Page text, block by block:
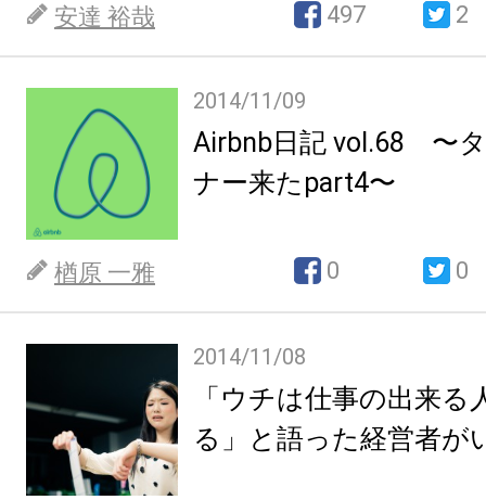
安達 裕哉 497 2
2014/11/09
Airbnb日記 vol.68 〜
ナー来たpart4〜
楢原 一雅 0 0
2014/11/08
「ウチは仕事の出来る
る」と語った経営者が